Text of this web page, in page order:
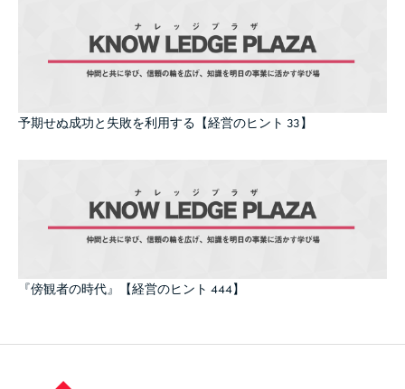
予期せぬ成功と失敗を利用する【経営のヒント 33】
『傍観者の時代』【経営のヒント 444】